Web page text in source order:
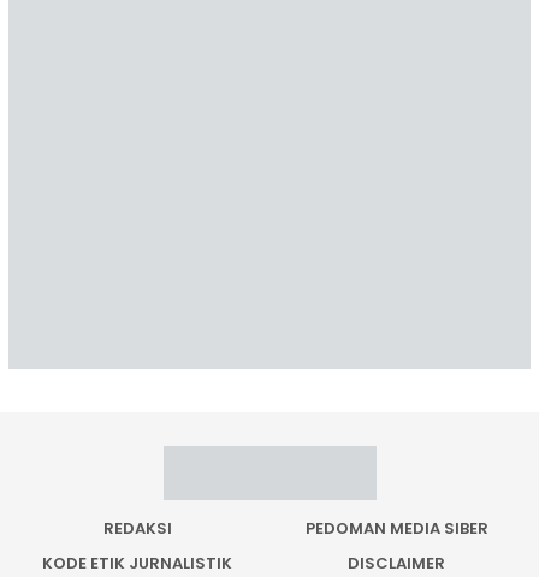
REDAKSI
PEDOMAN MEDIA SIBER
KODE ETIK JURNALISTIK
DISCLAIMER